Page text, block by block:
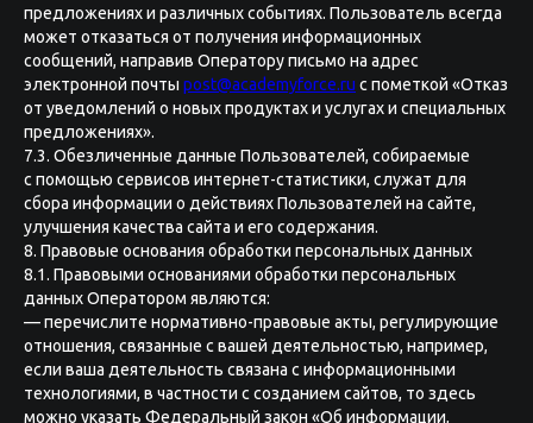
предложениях и различных событиях. Пользователь всегда
может отказаться от получения информационных
сообщений, направив Оператору письмо на адрес
электронной почты post@academyforce.ru с пометкой «Отказ
от уведомлений о новых продуктах и услугах и специальных
предложениях».
7.3. Обезличенные данные Пользователей, собираемые
с помощью сервисов интернет-статистики, служат для
сбора информации о действиях Пользователей на сайте,
улучшения качества сайта и его содержания.
8. Правовые основания обработки персональных данных
8.1. Правовыми основаниями обработки персональных
данных Оператором являются:
— перечислите нормативно-правовые акты, регулирующие
отношения, связанные с вашей деятельностью, например,
если ваша деятельность связана с информационными
технологиями, в частности с созданием сайтов, то здесь
можно указать Федеральный закон «Об информации,